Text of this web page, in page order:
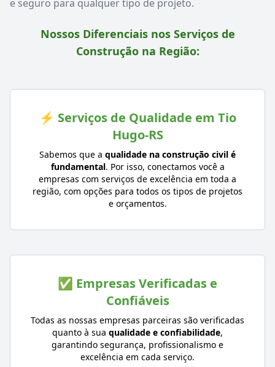
e seguro para qualquer tipo de projeto.
Nossos Diferenciais nos Serviços de
Construção na Região:
⚡ Serviços de Qualidade em Tio
Hugo-RS
Sabemos que a qualidade na construção civil é
fundamental. Por isso, conectamos você a
empresas com serviços de excelência em toda a
região, com opções para todos os tipos de projetos
e orçamentos.
✅ Empresas Verificadas e
Confiáveis
Todas as nossas empresas parceiras são verificadas
quanto à sua qualidade e confiabilidade,
garantindo segurança, profissionalismo e
excelência em cada serviço.